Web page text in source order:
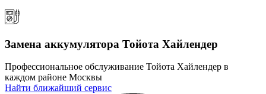
Замена аккумулятора Тойота Хайлендер
Профессиональное обслуживание Тойота Хайлендер в
каждом районе Москвы
Найти ближайший сервис